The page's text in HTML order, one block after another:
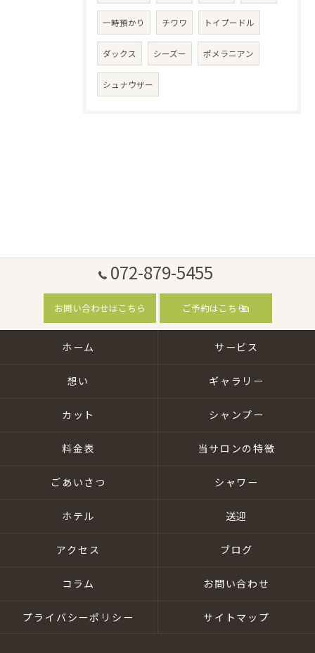
一時預かり チワワ トイプードル
ダックス シーズー ポメラニアン
シュナウザー
072-879-5455
お問い合わせはこちら ご予約はこちら
ホーム サービス
想い ギャラリー
カット シャンプー
料金表 当サロンの特徴
ごあいさつ シャワー
ホテル 送迎
アクセス ブログ
コラム お問い合わせ
プライバシーポリシー サイトマップ